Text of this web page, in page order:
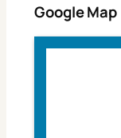
Google Map